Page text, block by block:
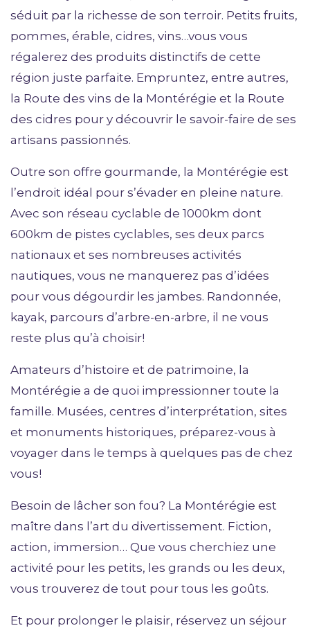
séduit par la richesse de son terroir. Petits fruits,
pommes, érable, cidres, vins…vous vous
régalerez des produits distinctifs de cette
région juste parfaite. Empruntez, entre autres,
la Route des vins de la Montérégie et la Route
des cidres pour y découvrir le savoir-faire de ses
artisans passionnés.
Outre son offre gourmande, la Montérégie est
l’endroit idéal pour s’évader en pleine nature.
Avec son réseau cyclable de 1000km dont
600km de pistes cyclables, ses deux parcs
nationaux et ses nombreuses activités
nautiques, vous ne manquerez pas d’idées
pour vous dégourdir les jambes. Randonnée,
kayak, parcours d’arbre-en-arbre, il ne vous
reste plus qu’à choisir!
Amateurs d’histoire et de patrimoine, la
Montérégie a de quoi impressionner toute la
famille. Musées, centres d’interprétation, sites
et monuments historiques, préparez-vous à
voyager dans le temps à quelques pas de chez
vous!
Besoin de lâcher son fou? La Montérégie est
maître dans l’art du divertissement. Fiction,
action, immersion… Que vous cherchiez une
activité pour les petits, les grands ou les deux,
vous trouverez de tout pour tous les goûts.
Et pour prolonger le plaisir, réservez un séjour